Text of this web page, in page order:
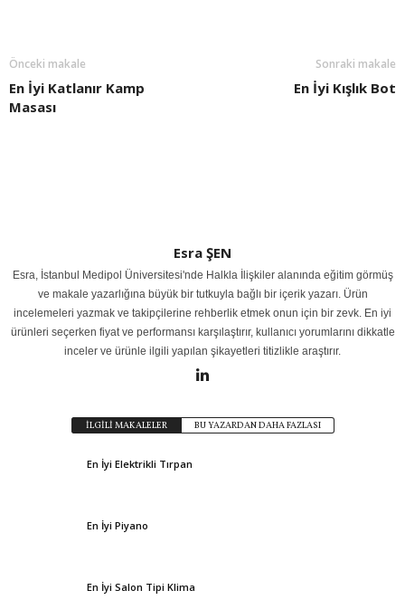
Önceki makale
En İyi Katlanır Kamp
Masası
Sonraki makale
En İyi Kışlık Bot
Esra ŞEN
Esra, İstanbul Medipol Üniversitesi'nde Halkla İlişkiler alanında eğitim görmüş
ve makale yazarlığına büyük bir tutkuyla bağlı bir içerik yazarı. Ürün
incelemeleri yazmak ve takipçilerine rehberlik etmek onun için bir zevk. En iyi
ürünleri seçerken fiyat ve performansı karşılaştırır, kullanıcı yorumlarını dikkatle
inceler ve ürünle ilgili yapılan şikayetleri titizlikle araştırır.
İLGİLİ MAKALELER BU YAZARDAN DAHA FAZLASI
En İyi Elektrikli Tırpan
En İyi Piyano
En İyi Salon Tipi Klima